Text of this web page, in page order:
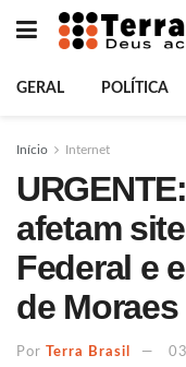
GERAL POLÍTICA
Início Internet
afetam
Federal e
de Moraes
Por Terra Brasil